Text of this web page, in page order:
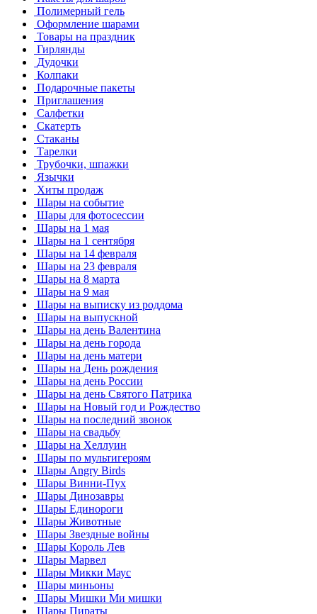
Полимерный гель
Оформление шарами
Товары на праздник
Гирлянды
Дудочки
Колпаки
Подарочные пакеты
Приглашения
Салфетки
Скатерть
Стаканы
Тарелки
Трубочки, шпажки
Язычки
Хиты продаж
Шары на событие
Шары для фотосессии
Шары на 1 мая
Шары на 1 сентября
Шары на 14 февраля
Шары на 23 февраля
Шары на 8 марта
Шары на 9 мая
Шары на выписку из роддома
Шары на выпускной
Шары на день Валентина
Шары на день города
Шары на день матери
Шары на День рождения
Шары на день России
Шары на день Святого Патрика
Шары на Новый год и Рождество
Шары на последний звонок
Шары на свадьбу
Шары на Хеллуин
Шары по мультигероям
Шары Angry Birds
Шары Винни-Пух
Шары Динозавры
Шары Единороги
Шары Животные
Шары Звездные войны
Шары Король Лев
Шары Марвел
Шары Микки Маус
Шары миньоны
Шары Мишки Ми мишки
Шары Пираты